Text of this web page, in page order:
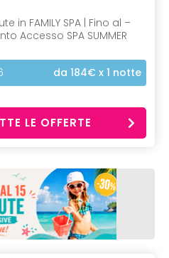
in FAMILY SPA | Fino al –
Accesso SPA SUMMER
da 184€ x 1 notte
LE OFFERTE